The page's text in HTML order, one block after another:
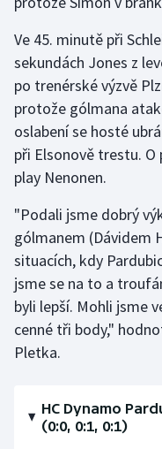
Ve 45. minutě při
sekundách Jones z
po trenérské výzvě
protože gólmana
oslabení se hosté
při Elsonově trestu.
play Nenonen.
"Podali jsme dobrý
gólmanem (Dávidem
situacích, kdy
jsme se na to a
byli lepší. Mohli jsme
cenné tři body,"
Pletka.
HC Dynamo
(0:0, 0:1, 0:1)